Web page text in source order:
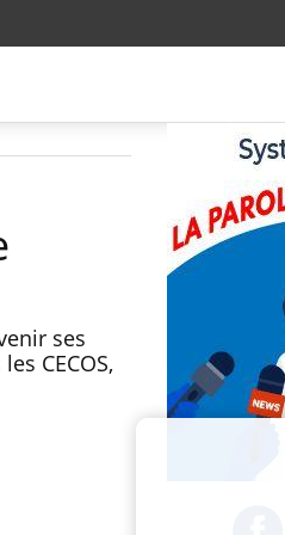
ses
CECOS,